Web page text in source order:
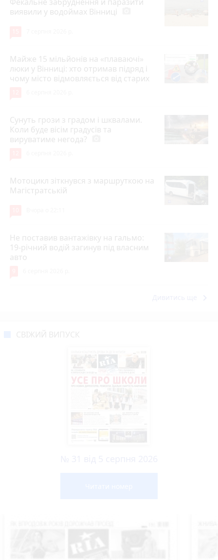
виявили у водоймах Вінниці
Майже 15 мільйонів на «плаваючі»
люки у Вінниці: хто отримав підряд і
чому місто відмовляється від старих
Сунуть грози з градом і шквалами.
Коли буде вісім градусів та
вируватиме негода?
Мотоцикл зіткнувся з маршруткою на
Магістратській
Не поставив вантажівку на гальмо:
19-річний водій загинув під власним
авто